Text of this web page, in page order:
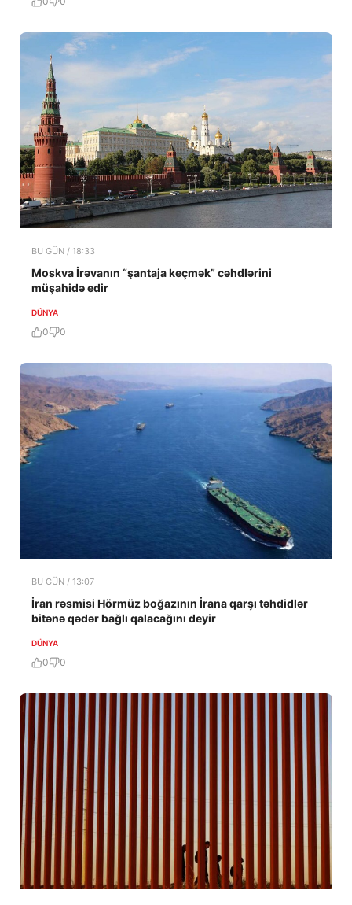
BU GÜN / 18:33
Moskva İrəvanın “şantaja keçmək” cəhdlərini
müşahidə edir
DÜNYA
0 0
BU GÜN / 13:07
İran rəsmisi Hörmüz boğazının İrana qarşı təhdidlər
bitənə qədər bağlı qalacağını deyir
DÜNYA
0 0